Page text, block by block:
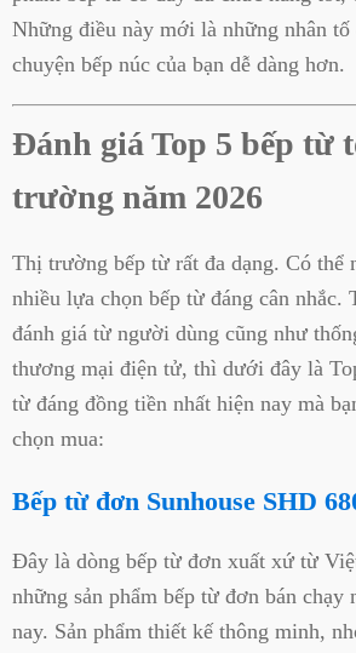
Những điều này mới là những nhân
chuyện bếp núc của bạn dễ dàng hơn.
Đánh giá Top 5 bếp từ
trường năm 2026
Thị trường bếp từ rất đa dạng. Có thể
nhiều lựa chọn bếp từ đáng cân nhắc.
đánh giá từ người dùng cũng như
thương mại điện tử, thì dưới đây là
từ đáng đồng tiền nhất hiện nay mà
chọn mua:
Bếp từ đơn Sunhouse SHD
Đây là dòng bếp từ đơn xuất xứ từ
những sản phẩm bếp từ đơn bán
nay. Sản phẩm thiết kế thông minh,